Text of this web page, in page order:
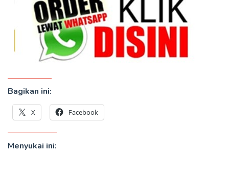
Bagikan ini:
X Facebook
Menyukai ini: